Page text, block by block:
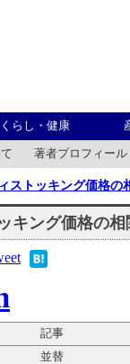
らし・健康
著者プロフィール
ストッキング価格の
キング価格の相
記事
並替